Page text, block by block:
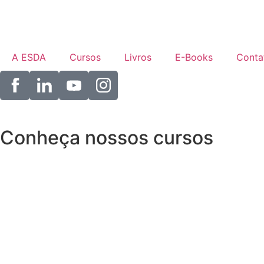
A ESDA Cursos Livros E-Books
Conheça nossos cursos